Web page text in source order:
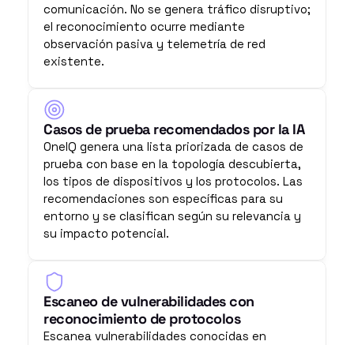
comunicación. No se genera tráfico disruptivo;
el reconocimiento ocurre mediante
observación pasiva y telemetría de red
existente.
Casos de prueba recomendados por la IA
OneIQ genera una lista priorizada de casos de
prueba con base en la topología descubierta,
los tipos de dispositivos y los protocolos. Las
recomendaciones son específicas para su
entorno y se clasifican según su relevancia y
su impacto potencial.
Escaneo de vulnerabilidades con
reconocimiento de protocolos
Escanea vulnerabilidades conocidas en